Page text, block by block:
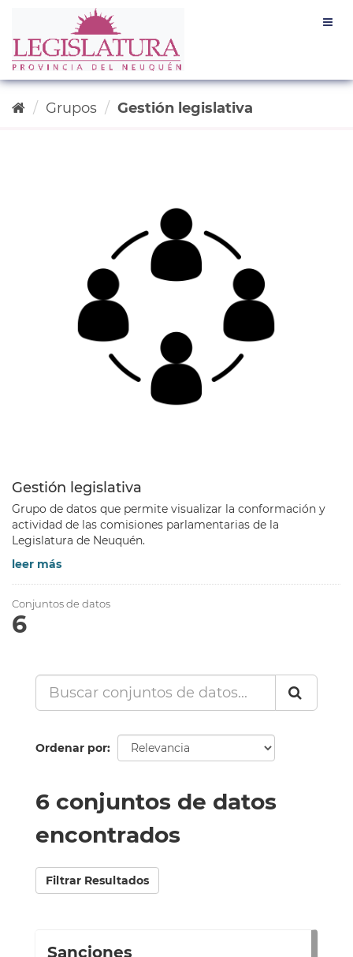
contenido
Grupos Gestión legislativa
Gestión legislativa
Grupo de datos que permite visualizar la conformación y
actividad de las comisiones parlamentarias de la
Legislatura de Neuquén.
leer más
Conjuntos de datos
6
Ordenar por
6 conjuntos de datos
encontrados
Filtrar Resultados
Sanciones